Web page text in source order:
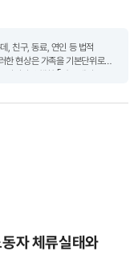
, 친구, 동료, 연인 등 법적
한 현상은 가족을 기본단위로
자 체류실태와